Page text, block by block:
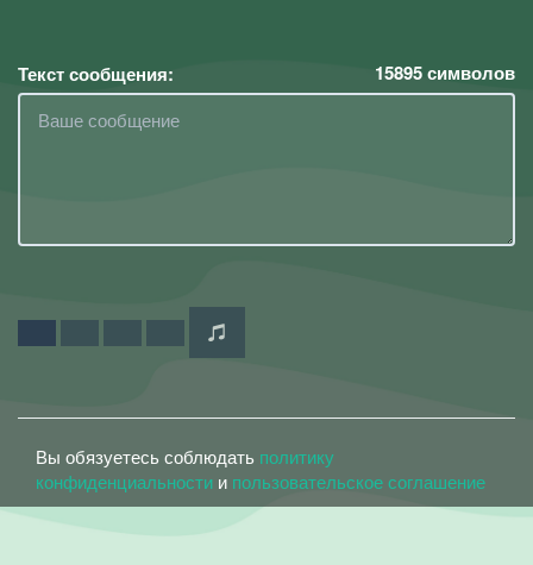
Текст сообщения: 15895символов
Вы обязуетесь соблюдать политику
конфиденциальности и пользовательское соглашение